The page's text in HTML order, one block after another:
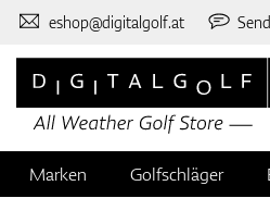
eshop@digitalgolf.at
Marken Golfschläger